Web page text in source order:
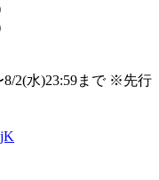
8/2(水)23:59まで ※先行